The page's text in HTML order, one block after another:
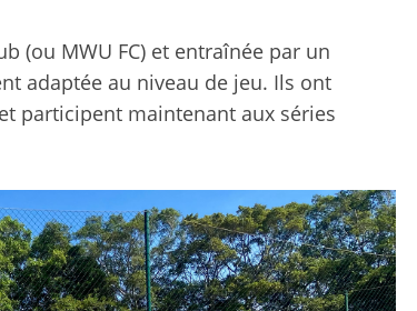
(ou MWU FC) et entraînée par un
adaptée au niveau de jeu. Ils ont
participent maintenant aux séries